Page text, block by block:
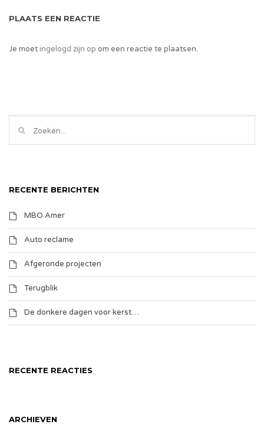
PLAATS EEN REACTIE
Je moetingelogd zijn op om een reactie te plaatsen.
RECENTE BERICHTEN
MBO Amer
Auto reclame
Afgeronde projecten
Terugblik
De donkere dagen voor kerst…
RECENTE REACTIES
ARCHIEVEN